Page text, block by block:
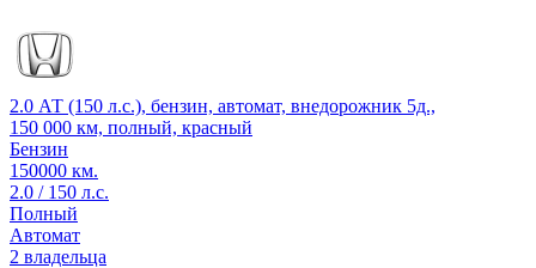
2.0 АТ (150 л.с.), бензин, автомат, внедорожник 5д.,
150 000 км, полный, красный
Бензин
150000 км.
2.0 / 150 л.с.
Полный
Автомат
2 владельца